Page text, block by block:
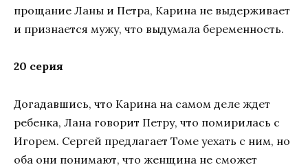
прощание Ланы и Петра, Карина не выдерживает
и признается мужу, что выдумала беременность.
20 серия
Догадавшись, что Карина на самом деле ждет
ребенка, Лана говорит Петру, что помирилась с
Игорем. Сергей предлагает Томе уехать с ним, но
оба они понимают, что женщина не сможет